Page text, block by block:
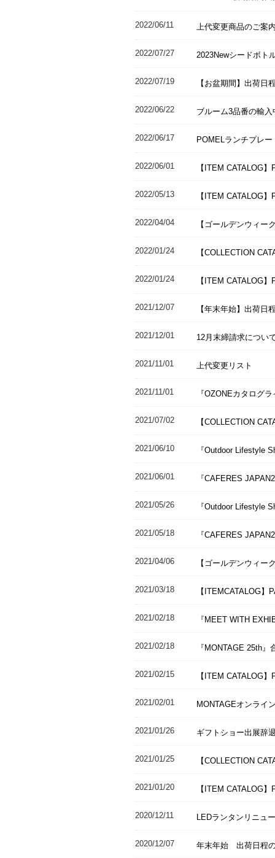
2022/06/11 上代変更商品のご案
2022/07/27 2023Newシードボト
2022/07/19 【お盆期間】出荷日
2022/06/22 ブルーム3品番の輸
2022/06/17 POMELランチプレ
2022/06/01 【ITEM CATALOG
2022/05/13 【ITEM CATALOG
2022/04/04 【ゴールデンウィー
2022/01/24 【COLLECTION
2022/01/24 【ITEM CATALOG
2021/12/07 【年末年始】出荷日
2021/12/01 12月末締請求につい
2021/11/01 上代変更リスト
2021/11/01 『OZONEカタログ
2021/07/02 【COLLECTION
2021/06/10 『Outdoor Lifestyle
2021/06/01 『CAFERES
2021/05/26 『Outdoor Lifestyle
2021/05/18 『CAFERES
2021/04/06 【ゴールデンウィー
2021/03/18 【ITEMCATALOG
2021/02/18 『MEET WITH
2021/02/18 『MONTAGE 25th
2021/02/15 【ITEM CATALOG
2021/02/01 MONTAGEオンライ
2021/01/26 ギフトショー出展辞
2021/01/25 【COLLECTION
2021/01/20 【ITEM CATALOG
2020/12/11 LEDランタンリニュ
2020/12/07 年末年始 出荷日程